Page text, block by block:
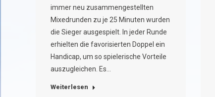
immer neu zusammengestellten
Mixedrunden zu je 25 Minuten wurden
die Sieger ausgespielt. In jeder Runde
erhielten die favorisierten Doppel ein
Handicap, um so spielerische Vorteile
auszugleichen. Es…
Weiterlesen